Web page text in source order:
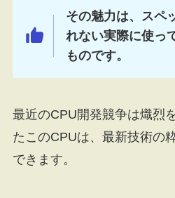
その魅力は、スペ
れない実際に使っ
ものです。
最近のCPU開発競争は熾烈
たこのCPUは、最新技術の
できます。